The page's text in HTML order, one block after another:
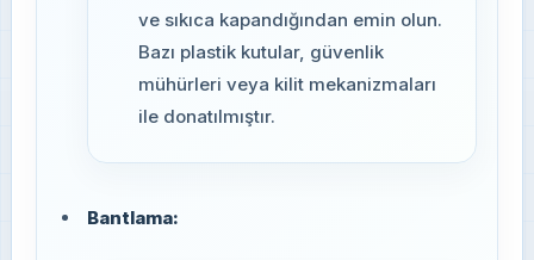
ve sıkıca kapandığından emin olun.
Bazı plastik kutular, güvenlik
mühürleri veya kilit mekanizmaları
ile donatılmıştır.
Bantlama: